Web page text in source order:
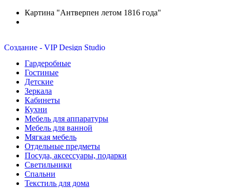
Картина "Антверпен летом 1816 года"
Создание - VIP Design Studio
8(900)201-90-13|vipstudia@antey-e.ru
Гардеробные
Гостиные
Детские
Зеркала
Кабинеты
Кухни
Мебель для аппаратуры
Мебель для ванной
Мягкая мебель
Отдельные предметы
Посуда, аксессуары, подарки
Светильники
Спальни
Текстиль для дома